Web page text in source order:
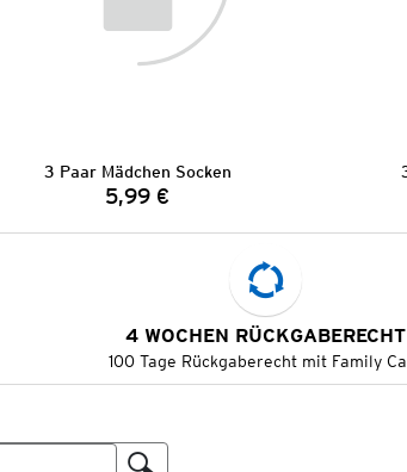
3 Paar Mädchen Socken
Preis:
5,99 €
4 WOCHEN RÜCKGABERECHT
100 Tage Rückgaberecht mit Family